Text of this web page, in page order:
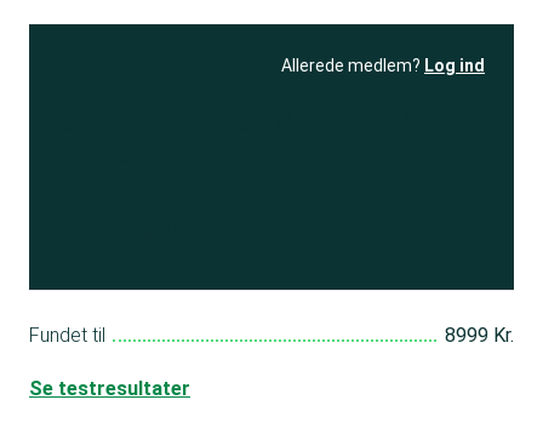
Allerede medlem? Log ind
Fundet til 8999 Kr.
Se testresultater